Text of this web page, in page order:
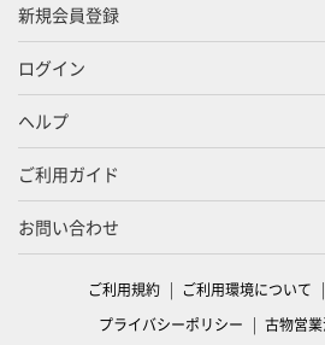
新規会員登録
ログイン
ヘルプ
ご利用ガイド
お問い合わせ
ご利用規約 ご利用環境について
プライバシーポリシー
古物営